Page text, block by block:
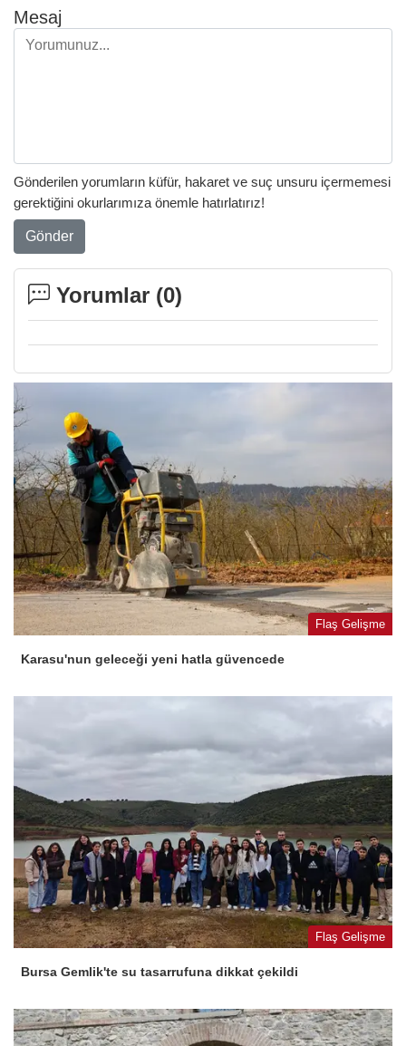
Mesaj
Gönderilen yorumların küfür, hakaret ve suç unsuru içermemesi
gerektiğini okurlarımıza önemle hatırlatırız!
Gönder
Yorumlar (0)
Flaş Gelişme
Karasu'nun geleceği yeni hatla güvencede
Flaş Gelişme
Bursa Gemlik'te su tasarrufuna dikkat çekildi